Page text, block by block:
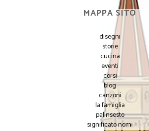
MAPPA SITO
disegni
storie
cucina
eventi
corsi
blog
canzoni
la famiglia
palinsesto
significato nomi